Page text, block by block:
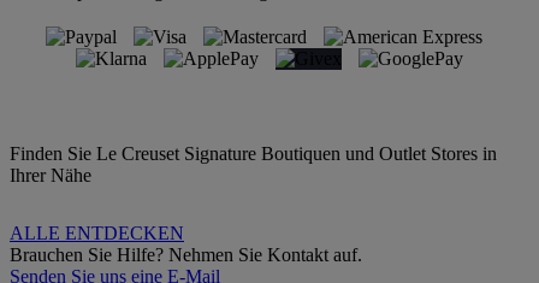
Finden Sie Le Creuset Signature Boutiquen und Outlet Stores in
Ihrer Nähe
ALLE ENTDECKEN
Brauchen Sie Hilfe? Nehmen Sie Kontakt auf.
Senden Sie uns eine E-Mail